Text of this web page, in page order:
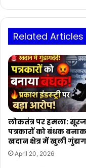
गया
दिवसीय
विशेष
प्रशिक्षण
Related Articles
लोकतंत्र पर हमला:
पत्रकारों को बंधक
खदान क्षेत्र में खुली
April 20, 2026